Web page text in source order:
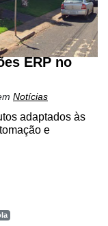
ERP no
Notícias
adaptados às
e